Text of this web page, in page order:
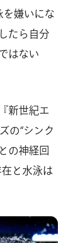
を嫌いにな
たら自分
はない
新世紀エ
の“シンク
の神経回
と水泳は